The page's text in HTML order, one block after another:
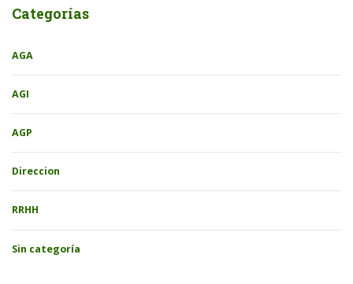
Categorías
AGA
AGI
AGP
Direccion
RRHH
Sin categoría